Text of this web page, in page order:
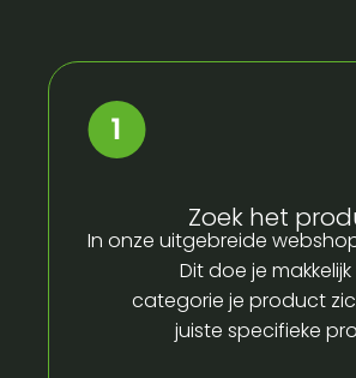
Zoek het
In onze uitgebreide
Dit doe je
categorie je product
juiste specifieke